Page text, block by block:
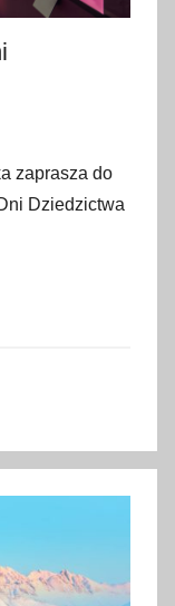
zaprasza do
Dziedzictwa